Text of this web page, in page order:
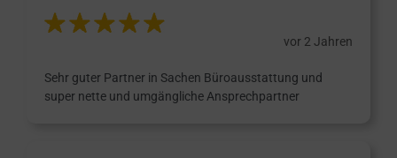
vor 2 Jahren
Sehr guter Partner in Sachen Büroausstattung und
super nette und umgängliche Ansprechpartner